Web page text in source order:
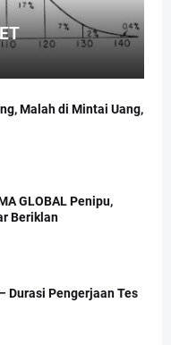
Malah di Mintai Uang,
GLOBAL Penipu,
Beriklan
Durasi Pengerjaan Tes